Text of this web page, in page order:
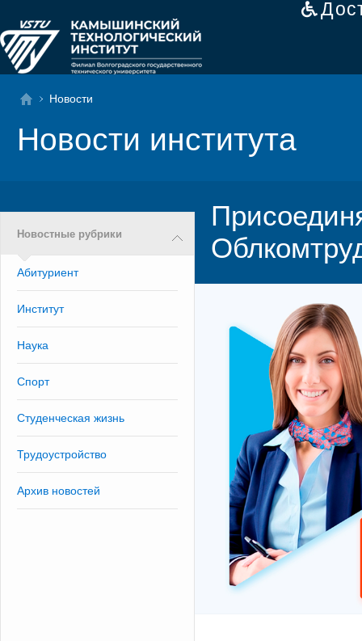
Новости
Новости института
Новостные рубрики
Абитуриент
Институт
Наука
Спорт
Студенческая жизнь
Трудоустройство
Архив новостей